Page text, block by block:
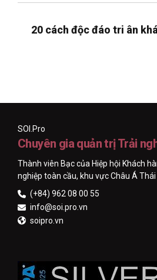
20 cách độc đáo tri ân
SOI.Pro
Chuyên gia quản trị Trải
Thành viên Bạc của Hiệp hội Khách
nghiệp toàn cầu, khu vực Châu Á
(+84) 962 08 00 55
info@soi.pro.vn
soipro.vn